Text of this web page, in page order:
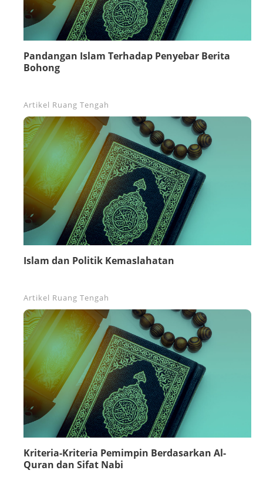
Pandangan Islam Terhadap Penyebar Berita
Bohong
Artikel Ruang Tengah
Islam dan Politik Kemaslahatan
Artikel Ruang Tengah
Kriteria-Kriteria Pemimpin Berdasarkan Al-
Quran dan Sifat Nabi